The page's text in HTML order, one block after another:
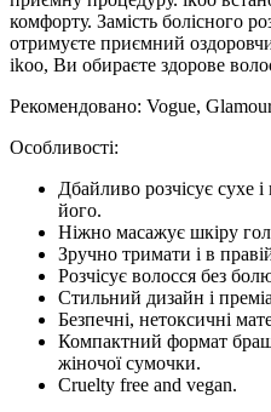
комфорту. Замість болісного
отримуєте приємний
ikoo, Ви обираєте здорове
Рекомендовано: Vogue,
Особливості:
Дбайливо розчісує сухе
його.
Ніжно масажує шкіру
Зручно тримати і в правій
Розчісує волосся без
Стильний дизайн і
Безпечні, нетоксичні
Компактний формат
жіночої сумочки.
Cruelty free and vegan.